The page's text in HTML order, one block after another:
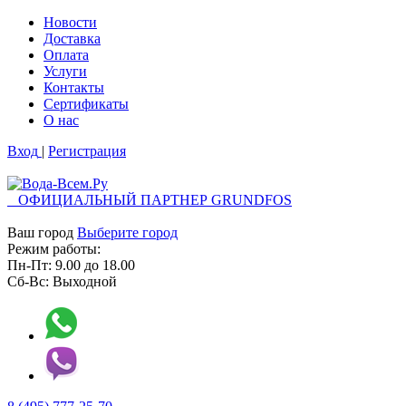
Новости
Доставка
Оплата
Услуги
Контакты
Cертификаты
О нас
Вход | Регистрация
ОФИЦИАЛЬНЫЙ ПАРТНЕР GRUNDFOS
Ваш город Выберите город
Режим работы:
Пн-Пт: 9.00 до 18.00
Сб-Вс: Выходной